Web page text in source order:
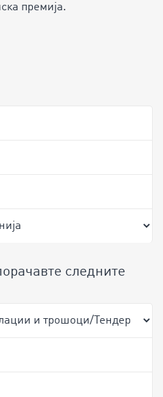
премија.
следните